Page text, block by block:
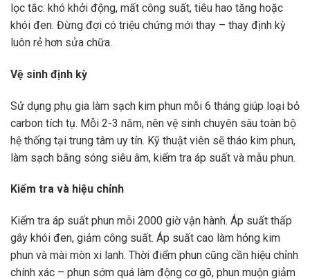
lọc tắc: khó khởi động, mất công suất, tiêu hao tăng hoặc
khói đen. Đừng đợi có triệu chứng mới thay – thay định kỳ
luôn rẻ hơn sửa chữa.
Vệ sinh định kỳ
Sử dụng phụ gia làm sạch kim phun mỗi 6 tháng giúp loại bỏ
carbon tích tụ. Mỗi 2-3 năm, nên vệ sinh chuyên sâu toàn bộ
hệ thống tại trung tâm uy tín. Kỹ thuật viên sẽ tháo kim phun,
làm sạch bằng sóng siêu âm, kiểm tra áp suất và mẫu phun.
Kiểm tra và hiệu chỉnh
Kiểm tra áp suất phun mỗi 2000 giờ vận hành. Áp suất thấp
gây khói đen, giảm công suất. Áp suất cao làm hỏng kim
phun và mài mòn xi lanh. Thời điểm phun cũng cần hiệu chỉnh
chính xác – phun sớm quá làm động cơ gõ, phun muộn giảm